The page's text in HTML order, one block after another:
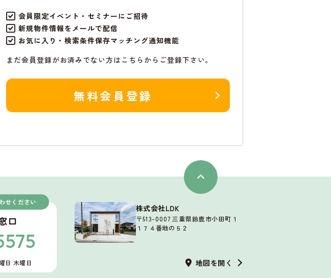
会員限定イベント・セミナーにご招待
新規物件情報をメールで配信
お気に入り・検索条件保存マッチング通知機能
まだ会員登録がお済みでない方はこちらからご登録下さい。
無料会員登録
せください
口
日 木曜日
株式会社LDK
〒513-0007 三重県鈴鹿市小田町１
１７４番地の５２
地図を開く